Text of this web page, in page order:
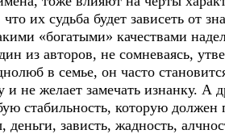
что их судьба будет
«богатыми» качествами
из авторов, не сомневаясь,
в семье, он часто
и не желает замечать изнанку.
стабильность, которую
зависть, жадность,